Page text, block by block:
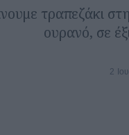
τραπεζάκι
ουρανό, σε
2